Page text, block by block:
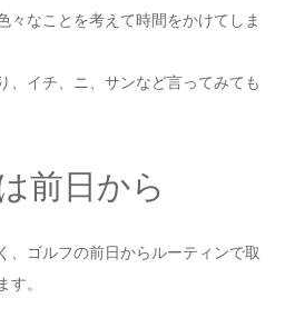
々なことを考えて時間をかけてしま
、イチ、ニ、サンなど言ってみても
前日から
、ゴルフの前日からルーティンで取
す。